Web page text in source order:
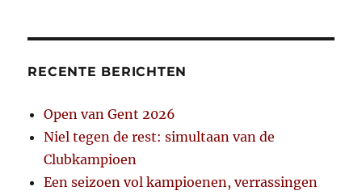
RECENTE BERICHTEN
Open van Gent 2026
Niel tegen de rest: simultaan van de
Clubkampioen
Een seizoen vol kampioenen, verrassingen